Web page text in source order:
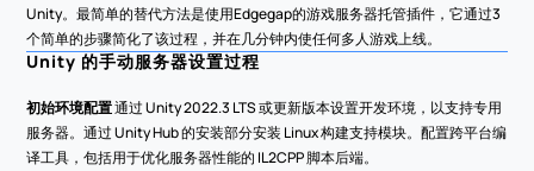
Unity。最简单的替代方法是使用Edgegap的游戏服务器托管插件，它通过3
个简单的步骤简化了该过程，并在几分钟内使任何多人游戏上线。
Unity 的手动服务器设置过程
初始环境配置 通过 Unity 2022.3 LTS 或更新版本设置开发环境，以支持专用
服务器。通过 Unity Hub 的安装部分安装 Linux 构建支持模块。配置跨平台编
译工具，包括用于优化服务器性能的 IL2CPP 脚本后端。